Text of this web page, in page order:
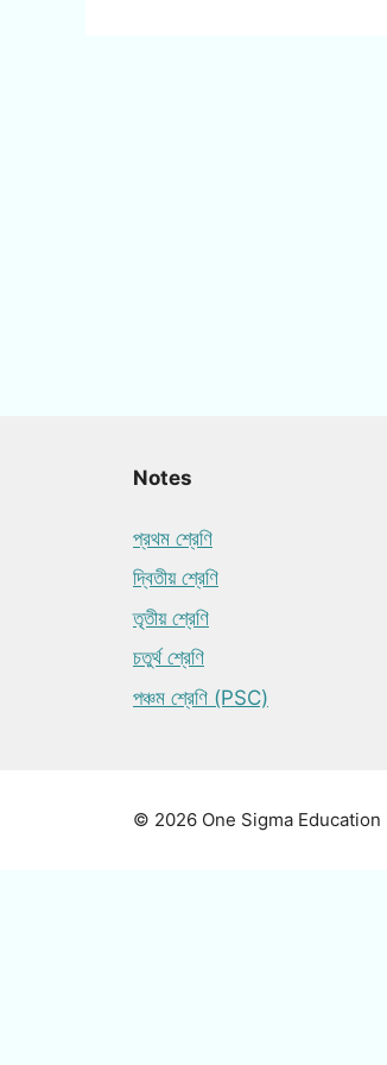
Notes
প্রথম শ্রেণি
দ্বিতীয় শ্রেণি
তৃতীয় শ্রেণি
চতুর্থ শ্রেণি
পঞ্চম শ্রেণি (PSC)
© 2026 One Sigma Education